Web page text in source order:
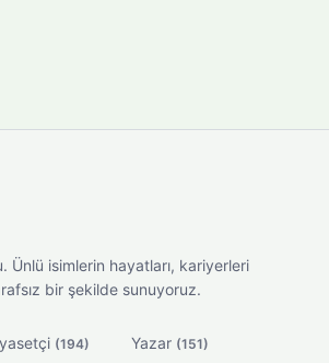
isimlerin hayatları, kariyerleri
bir şekilde sunuyoruz.
(194) Yazar (151)